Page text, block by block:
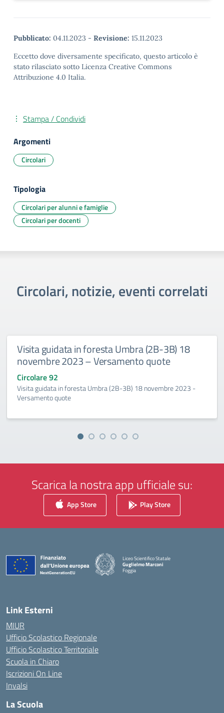
Pubblicato: 04.11.2023 - Revisione: 15.11.2023
Eccetto dove diversamente specificato, questo articolo è
stato rilasciato sotto Licenza Creative Commons
Attribuzione 4.0 Italia.
Stampa / Condividi
Argomenti
Circolari
Tipologia
Circolari per alunni e famiglie
Circolari per docenti
Circolari, notizie, eventi correlati
Visita guidata in foresta Umbra (2B-3B) 18
novembre 2023 – Versamento quote
Circolare 92
Visita guidata in foresta Umbra (2B-3B) 18 novembre 2023 -
Versamento quote
Scarica la nostra app ufficiale su:
App Store Play Store
Liceo Scientifico Statale
Guglielmo Marconi
Foggia
— Visita la pagina iniziale della scuola
Link Esterni
MIUR
Ufficio Scolastico Regionale
Ufficio Scolastico Territoriale
Scuola in Chiaro
Iscrizioni On Line
Invalsi
La Scuola